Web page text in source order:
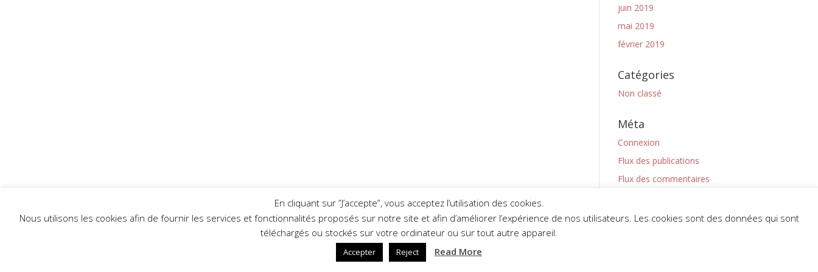
juin 2019
mai 2019
février 2019
Catégories
Non classé
Méta
Connexion
Flux des publications
Flux des commentaires
En cliquant sur ”J’accepte”, vous acceptez l’utilisation des cookies.
Nous utilisons les cookies afin de fournir les services et fonctionnalités proposés sur notre site et afin d’améliorer l’expérience de nos utilisateurs. Les cookies sont des données qui sont
téléchargés ou stockés sur votre ordinateur ou sur tout autre appareil.
Accepter Reject Read More